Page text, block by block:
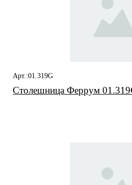
Арт.:01.319G
Столешница Феррум